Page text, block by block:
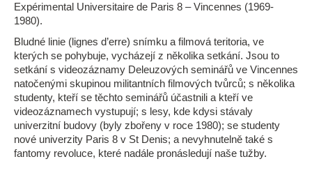
Expérimental Universitaire de Paris 8 – Vincennes (1969-
1980).
Bludné linie (lignes d’erre) snímku a filmová teritoria, ve
kterých se pohybuje, vycházejí z několika setkání. Jsou to
setkání s videozáznamy Deleuzových seminářů ve Vincennes
natočenými skupinou militantních filmových tvůrců; s několika
studenty, kteří se těchto seminářů účastnili a kteří ve
videozáznamech vystupují; s lesy, kde kdysi stávaly
univerzitní budovy (byly zbořeny v roce 1980); se studenty
nové univerzity Paris 8 v St Denis; a nevyhnutelně také s
fantomy revoluce, které nadále pronásledují naše tužby.